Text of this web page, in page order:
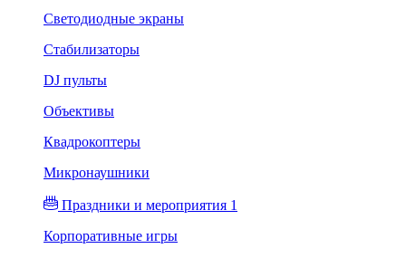
Светодиодные экраны
Стабилизаторы
DJ пульты
Объективы
Квадрокоптеры
Микронаушники
Праздники и мероприятия 1
Корпоративные игры